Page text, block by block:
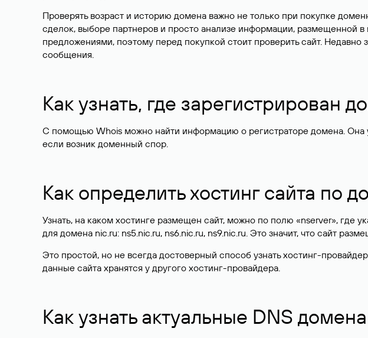
Проверять возраст и историю домена важно не только при покупке
сделок, выборе партнеров и просто анализе информации, размещенной
предложениями, поэтому перед покупкой стоит проверить сайт.
сообщения.
Как узнать, где зарегистрирован
С помощью Whois можно найти информацию о регистраторе домена. Она
если возник доменный спор.
Как определить хостинг сайта по
Узнать, на каком хостинге размещен сайт, можно по полю «nserver»,
для домена nic.ru: ns5.nic.ru, ns6.nic.ru, ns9.nic.ru. Это значит, что сайт
Это простой, но не всегда достоверный способ узнать хостинг-
данные сайта хранятся у другого хостинг-провайдера.
Как узнать актуальные DNS домена